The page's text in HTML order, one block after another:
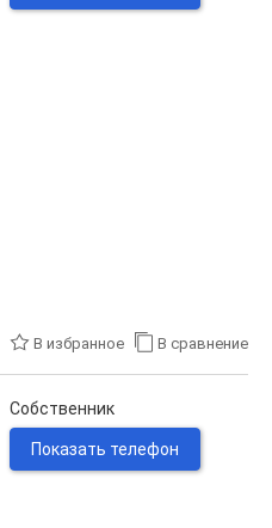
В избранное В сравнение
Собственник
Показать телефон